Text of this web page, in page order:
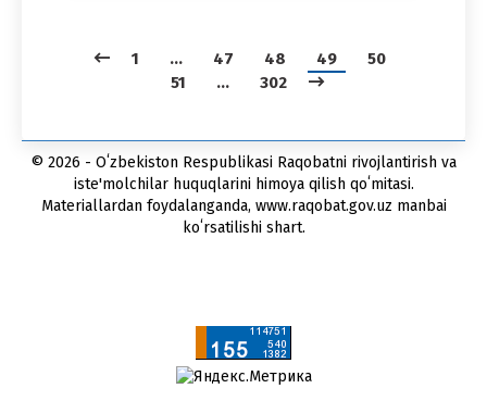
1 … 47 48 49
50
51
… 302
© 2026 - Oʻzbekiston Respublikasi Raqobatni rivojlantirish va
iste'molchilar huquqlarini himoya qilish qoʻmitasi.
Materiallardan foydalanganda, www.raqobat.gov.uz manbai
koʻrsatilishi shart.